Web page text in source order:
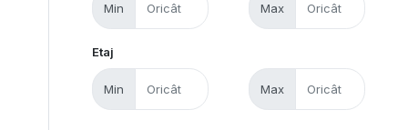
Min Max
Etaj
Min Max